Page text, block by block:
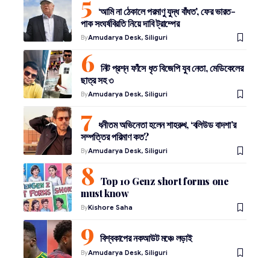
‘আমি না ঠেকালে পরমাণু যুদ্ধ বাঁধত’, ফের ভারত-
পাক সংঘর্ষবিরতি নিয়ে দাবি ট্রাম্পের
ByAmudarya Desk, Siliguri
নিট প্রশ্ন ফাঁসে ধৃত বিজেপি যুব নেতা, মেডিকেলের
ছাত্র সহ ৩
ByAmudarya Desk, Siliguri
ধনীতম অভিনেতা হলেন শাহরুখ, ‘বলিউড বাদশা’র
সম্পত্তির পরিমাণ কত?
ByAmudarya Desk, Siliguri
Top 10 Genz short forms one
must know
ByKishore Saha
বিশ্বকাপের নকআউট মঞ্চে লড়াই
ByAmudarya Desk, Siliguri